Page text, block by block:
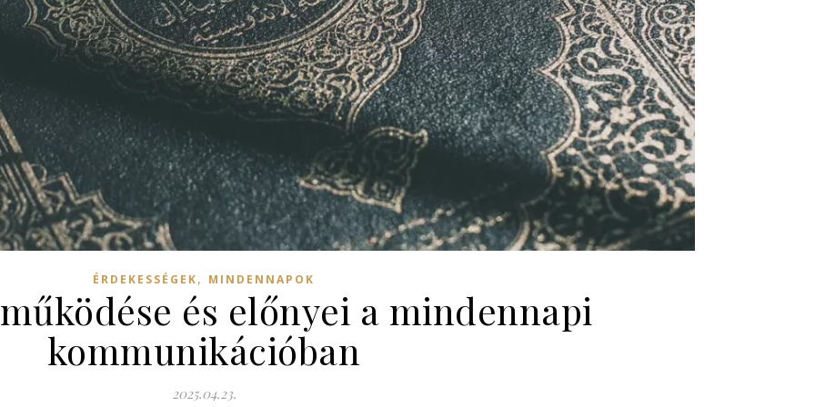
ÉRDEKESSÉGEK, MINDENNAPOK
és előnyei a mindennapi
kommunikációban
2025.04.23.